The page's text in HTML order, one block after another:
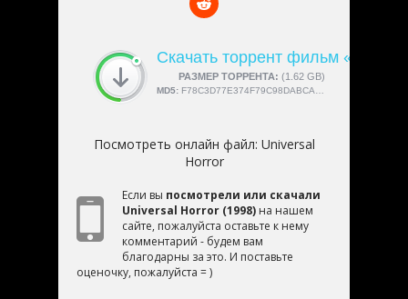
Скачать торрент фильм
РАЗМЕР ТОРРЕНТА: (1.62 GB)
СКАЧАЛИ:4189
MD5: F78C3D77E374F79C98DABCA69A29B9D3
Посмотреть онлайн файл: Universal
Horror
Если вы посмотрели или скачали
Universal Horror (1998) на нашем
сайте, пожалуйста оставьте к нему
комментарий - будем вам
благодарны за это. И поставьте
оценочку, пожалуйста = )